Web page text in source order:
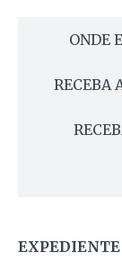
ONDE
RECEBA
EXPEDIENTE